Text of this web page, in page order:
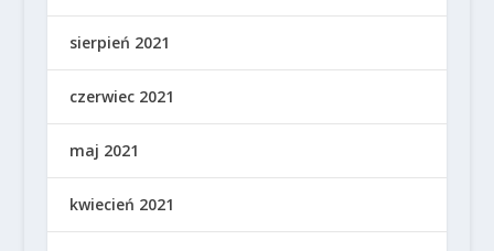
sierpień 2021
czerwiec 2021
maj 2021
kwiecień 2021